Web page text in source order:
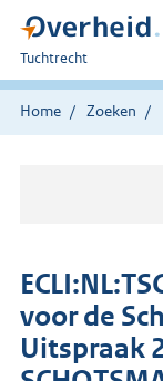
U
bent
hier:
Tuchtrecht
Home Zoeken
voor de
Uitspraak